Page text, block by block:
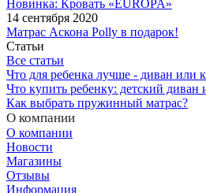
Новинка: Кровать «EUROPA»
14 сентября 2020
Матрас Аскона Polly в подарок!
Статьи
Все статьи
Что для ребенка лучше - диван или
Что купить ребенку: детский диван
Как выбрать пружинный матрас?
О компании
О компании
Новости
Магазины
Отзывы
Информация